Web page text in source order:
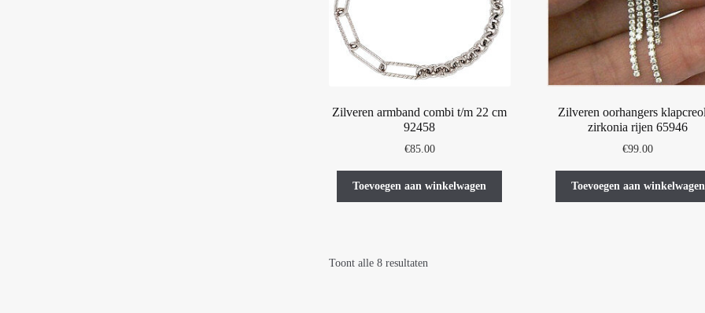
Zilveren armband combi t/m 22 cm
92458
€85.00
Toevoegen aan winkelwagen
Zilveren oorhangers
zirkonia rijen 65946
€99.00
Toevoegen aan winkelwagen
Toont alle 8 resultaten